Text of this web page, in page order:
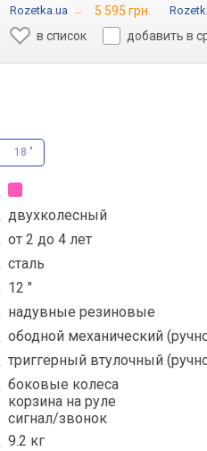
Rozetka.ua → 5 595 грн.
в список
добавить в
18 "
двухколесный
от 2 до 4 лет
сталь
12 "
надувные резиновые
ободной механический
триггерный втулочный
боковые колеса
корзина на руле
сигнал/звонок
9.2 кг